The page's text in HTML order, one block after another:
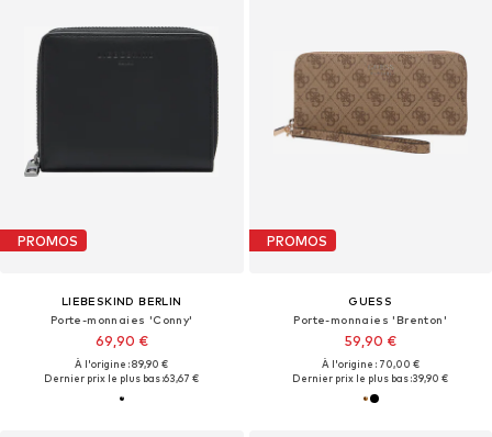
PROMOS
LIEBESKIND BERLIN
Porte-monnaies 'Conny'
69,90 €
À l'origine : 89,90 €
Dernier prix le plus bas :63,67 €
PROMOS
GUESS
Porte-monnaies 'Brenton'
59,90 €
À l'origine : 70,00 €
Dernier prix le plus bas :39,90 €